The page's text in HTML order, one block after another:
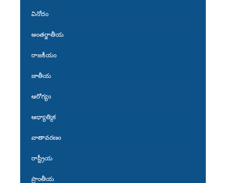
వినోదం
అంతర్జాతీయ
రాజకీయం
జాతీయ
ఆరోగ్యం
ఆధ్యాత్మిక
వాతావరణం
రాష్ట్రీయ
ప్రాంతీయ